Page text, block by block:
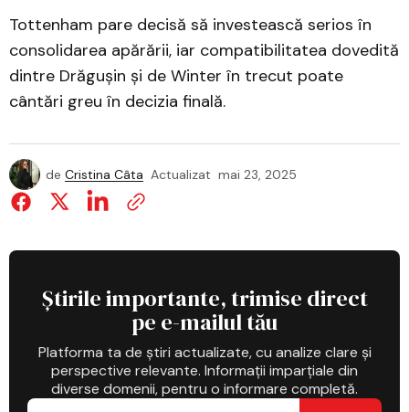
Tottenham pare decisă să investească serios în
consolidarea apărării, iar compatibilitatea dovedită
dintre Drăgușin și de Winter în trecut poate
cântări greu în decizia finală.
de Cristina Câta Actualizat mai 23, 2025
Știrile importante, trimise direct
pe e-mailul tău
Platforma ta de știri actualizate, cu analize clare și
perspective relevante. Informații imparțiale din
diverse domenii, pentru o informare completă.